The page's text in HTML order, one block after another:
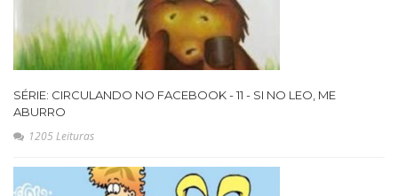
SÉRIE: CIRCULANDO NO FACEBOOK - 11 - SI NO LEO, ME
ABURRO
1205 Leituras